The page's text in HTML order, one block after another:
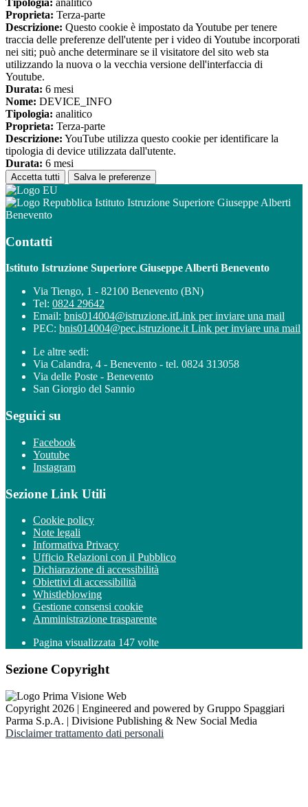
Tipologia: analitico
Proprieta: Terza-parte
Descrizione: Questo cookie è impostato da Youtube per tenere
traccia delle preferenze dell'utente per i video di Youtube incorporati
nei siti; può anche determinare se il visitatore del sito web sta
utilizzando la nuova o la vecchia versione dell'interfaccia di
Youtube.
Durata: 6 mesi
Nome: DEVICE_INFO
Tipologia: analitico
Proprieta: Terza-parte
Descrizione: YouTube utilizza questo cookie per identificare la
tipologia di device utilizzata dall'utente.
Durata: 6 mesi
Accetta tutti Salva le preferenze
Istituto Istruzione Superiore Giuseppe Alberti
Benevento
Contatti
Istituto Istruzione Superiore Giuseppe Alberti Benevento
Via Tiengo, 1 - 82100 Benevento (BN)
Tel: 0824 29642
Email: bnis014004@istruzione.itLink per inviare una mail
PEC: bnis014004@pec.istruzione.itLink per inviare una mail
Le altre sedi:
Via Calandra, 4 - Benevento - tel. 0824 313058
Via delle Poste - Benevento
San Giorgio del Sannio
Seguici su
Facebook
Youtube
Instagram
Sezione Link Utili
Cookie policy
Note legali
Informativa Privacy
Ufficio Relazioni con il Pubblico
Dichiarazione di accessibilità
Obiettivi di accessibilità
Whistleblowing
Gestione consensi cookie
Amministrazione trasparente
Pagina visualizzata 147 volte
Sezione Copyright
Copyright 2026 | Engineered and powered by Gruppo Spaggiari
Parma S.p.A. | Divisione Publishing & New Social Media
Disclaimer trattamento dati personali